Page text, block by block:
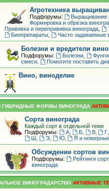
Агротехника
Подфорумы: Выращивание
Формировка и обрезка
Прививка и перепрививка винограда
Биопрепараты, Часто задаваемые
Болезни и вредители
Подфорумы: Болезни,
смеси
Помогите поставить
Вино, виноделие
ГИБРИДНЫЕ ФОРМЫ ВИНОГРАДА
Сорта винограда
Каждый сорт в отдельной теме
Подфорумы:
А, Б, В, Г
Ш, Э, Ю, Я и
Обсуждение сортов
Подфорумы: Рейтинги
винограда
ВИНОГРАДАРСТВО